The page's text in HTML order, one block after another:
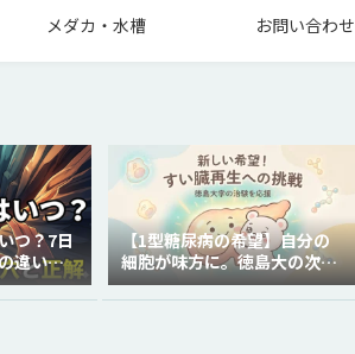
メダカ・水槽 お問い合わせ
つ？7日
違いを
【1型糖尿病の希望】自分の
細胞が味方に。徳島大の次世
代再生医療